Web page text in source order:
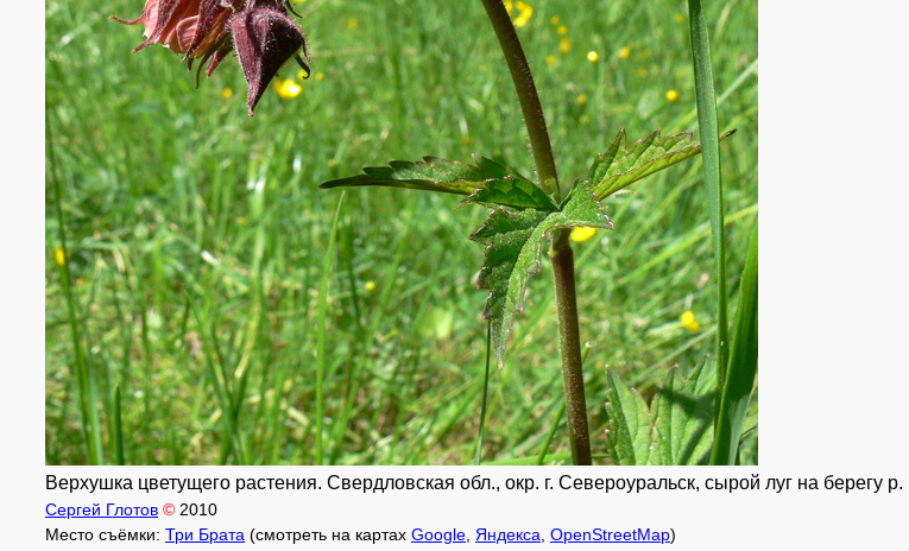
Верхушка цветущего растения. Свердловская обл., окр. г. Североуральск, сырой луг на берегу
Сергей Глотов © 2010
Место съёмки: Три Брата (смотреть на картах Google Яндекса OpenStreetMap)